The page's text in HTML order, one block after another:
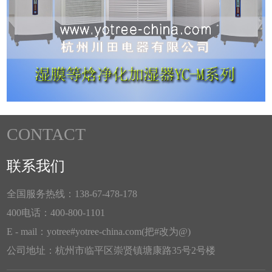
CONTACT
联系我们
全国服务热线：138-67-478-178
400电话：400-800-1101
E - mail：yotree#yotree-china.com(把#改为@)
公司地址：杭州市临平区崇贤镇塘康路35号2号楼